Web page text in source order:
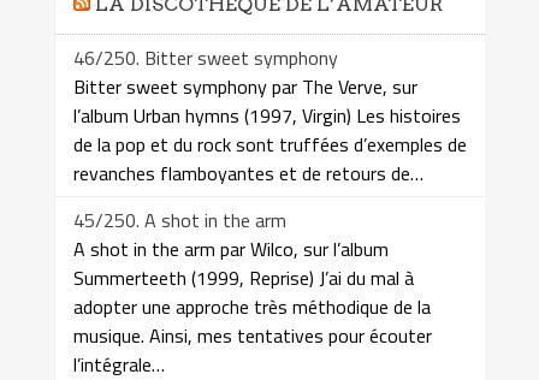
46/250. Bitter sweet symphony
Bitter sweet symphony par The Verve, sur
l’album Urban hymns (1997, Virgin) Les histoires
de la pop et du rock sont truffées d’exemples de
revanches flamboyantes et de retours de…
45/250. A shot in the arm
A shot in the arm par Wilco, sur l’album
Summerteeth (1999, Reprise) J’ai du mal à
adopter une approche très méthodique de la
musique. Ainsi, mes tentatives pour écouter
l’intégrale…